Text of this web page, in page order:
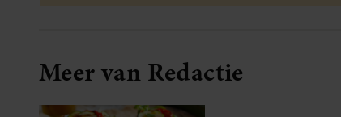
Meer van Redactie